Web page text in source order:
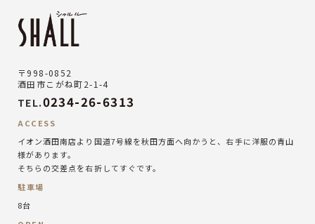
〒998-0852
酒田市こがね町2-1-4
TEL.0234-26-6313
ACCESS
イオン酒田南店より国道7号線を秋田方面へ向かうと、右手に洋服の青山
様があります。
そちらの交差点を右折してすぐです。
駐車場
8台